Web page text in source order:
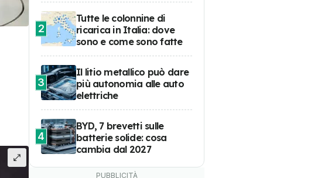
2
Tutte le colonnine di
ricarica in Italia: dove
sono e come sono fatte
3
Il litio metallico può dare
più autonomia alle auto
elettriche
4
BYD, 7 brevetti sulle
batterie solide: cosa
cambia dal 2027